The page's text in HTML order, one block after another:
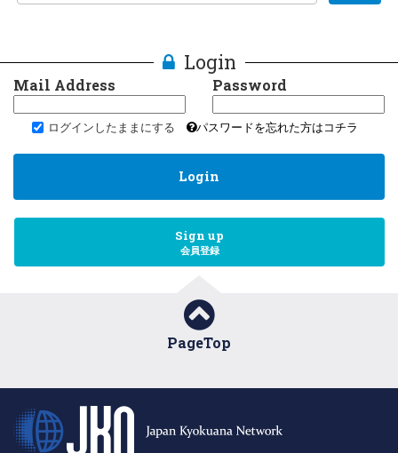
Login
Mail Address Password
ログインしたままにする パスワードを忘れた方はコチラ
Login
Sign up
会員登録
PageTop